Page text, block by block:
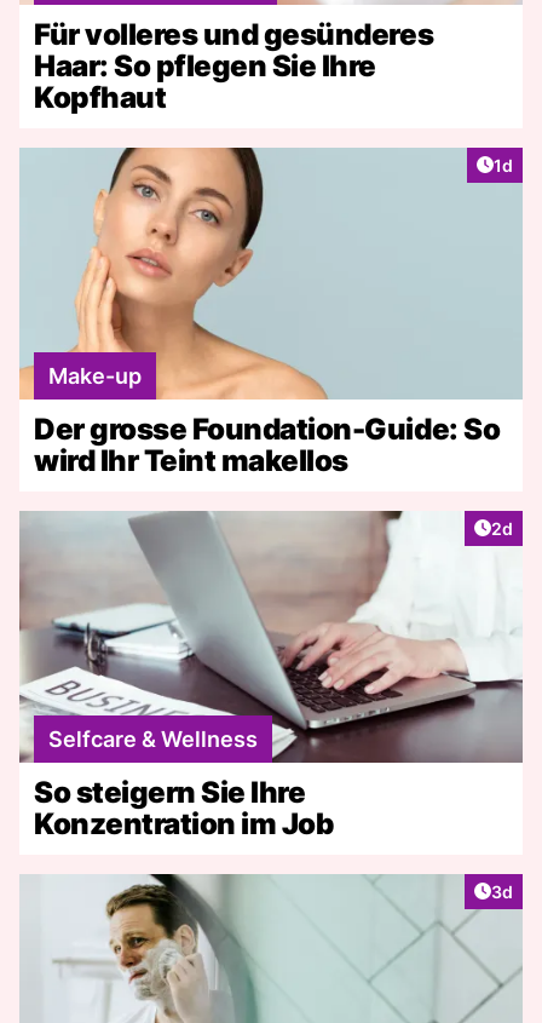
Für volleres und gesünderes
Haar: So pflegen Sie Ihre
Kopfhaut
1d
Make-up
Der grosse Foundation-Guide: So
wird Ihr Teint makellos
2d
Selfcare & Wellness
So steigern Sie Ihre
Konzentration im Job
3d